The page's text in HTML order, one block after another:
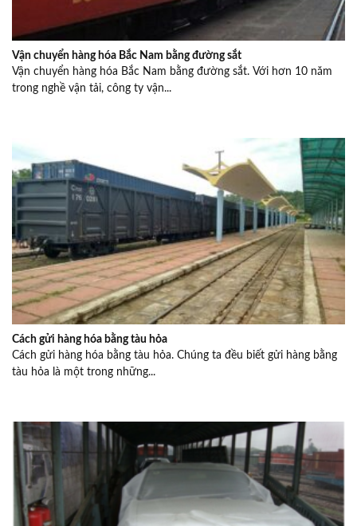
Vận chuyển hàng hóa Bắc Nam bằng đường sắt
Vận chuyển hàng hóa Bắc Nam bằng đường sắt. Với hơn 10 năm
trong nghề vận tải, công ty vận...
Cách gửi hàng hóa bằng tàu hỏa
Cách gửi hàng hóa bằng tàu hỏa. Chúng ta đều biết gửi hàng bằng
tàu hỏa là một trong những...